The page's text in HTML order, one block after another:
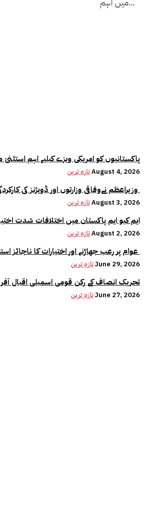
پاکستانیوں کو امریکی ویزے کیلیے اہم استثنیٰ
تازہ ترینAugust 4, 2026
تازہ ترینAugust 3, 2026
ایم کیو ایم پاکستان میں اختلافات شدت
تازہ ترینAugust 2, 2026
تازہ ترینJune 29, 2026
تحریک انصاف کے رکن قومی اسمبلی اقبال
تازہ ترینJune 27, 2026